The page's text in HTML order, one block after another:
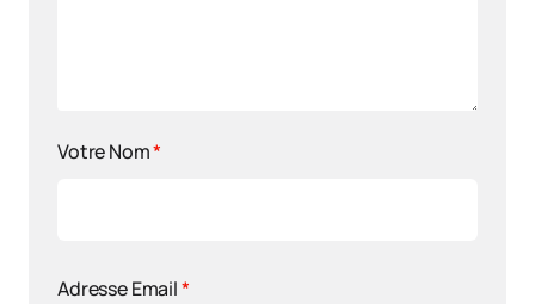
Votre Nom*
Adresse Email*